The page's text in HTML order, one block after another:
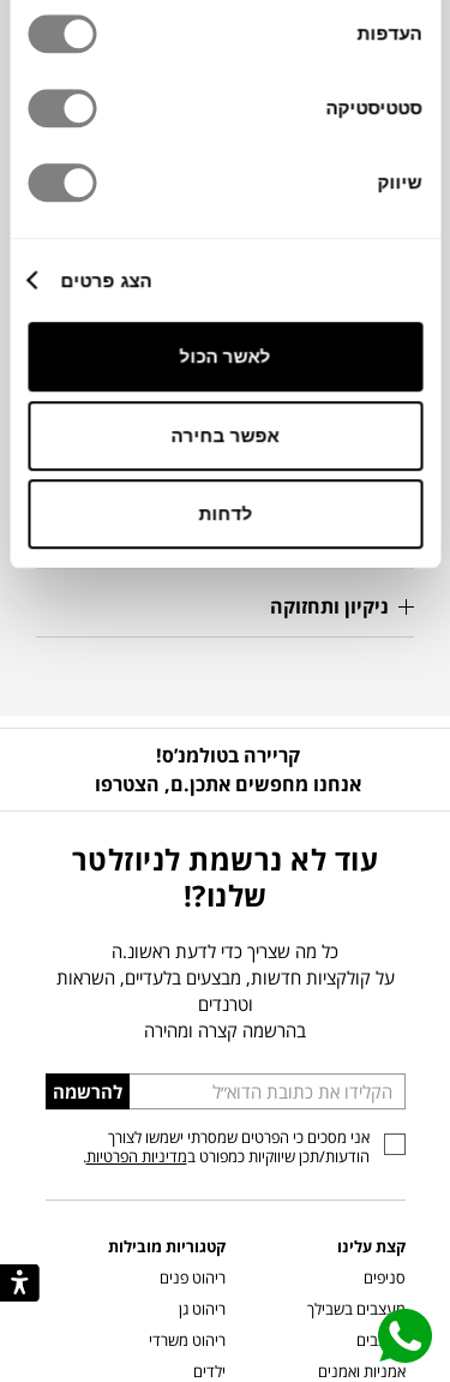
העדפות
סטטיסטיקה
שיווק
הצג פרטים
לאשר הכול
אפשר בחירה
לדחות
קטנים, כמו חדרי המתנה, חללי אירוח ומשרדים.
ניתן להזמין מראש במבחר בדים, גוונים וסוגי
מותג
מידע על חומרים
מק"ט
ניקיון ותחזוקה
קריירה בטולמנ’ס!
אנחנו מחפשים אתכן.ם, הצטרפו
עוד לא נרשמת לניוזלטר
שלנו?!
כל מה שצריך כדי לדעת ראשונ.ה
על קולקציות חדשות, מבצעים בלעדיים, השראות
וטרנדים
בהרשמה קצרה ומהירה
הכניסו
כתובת
דוא”ל
להרשמה
אני מסכים כי הפרטים שמסרתי ישמשו לצורך
הודעות/תכן שיווקיות כמפורט במדיניות הפרטיות.
קצת עלינו
סניפים
מעצבים בשבילך
מעצבים
אמניות ואמנים
קטגוריות מובילות
ריהוט פנים
ריהוט גן
ריהוט משרדי
ילדים